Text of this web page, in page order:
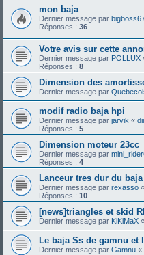
mon baja
Dernier message par
Réponses : 36
Votre avis sur cette
Dernier message par POLLUX
Réponses : 8
Dimension des
Dernier message par
modif radio baja hpi
Dernier message par jarvik «
Réponses : 5
Dimension moteur 23cc
Dernier message par
Réponses : 4
Lanceur tres dur du
Dernier message par rexasso «
Réponses : 10
[news]triangles et skid
Dernier message par KiKiMaX «
Le baja Ss de gamnu et
Dernier message par Gamnu «